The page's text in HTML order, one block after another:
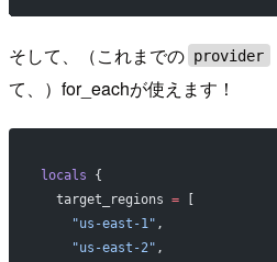
そして、（これまでの provider
て、）for_eachが使えます！
locals {
  target_regions
= [
    "us-east-1"
,
    "us-east-2"
,